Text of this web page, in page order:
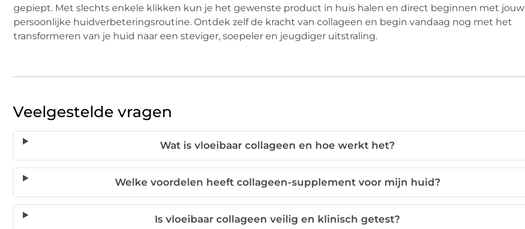
gepiept. Met slechts enkele klikken kun je het gewenste product in huis halen en direct beginnen met jouw
persoonlijke huidverbeteringsroutine. Ontdek zelf de kracht van collageen en begin vandaag nog met het
transformeren van je huid naar een steviger, soepeler en jeugdiger uitstraling.
Veelgestelde vragen
Wat is vloeibaar collageen en hoe werkt het?
Welke voordelen heeft collageen-supplement voor mijn huid?
Is vloeibaar collageen veilig en klinisch getest?